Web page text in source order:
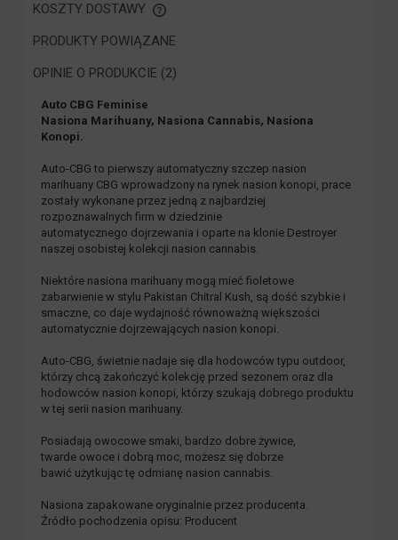
KOSZTY DOSTAWY
CENA NIE ZAWIERA EWENTUALNYCH KOSZTÓW PŁATNOŚCI
PRODUKTY POWIĄZANE
OPINIE O PRODUKCIE (2)
Auto CBG Feminise
Nasiona Marihuany, Nasiona Cannabis, Nasiona
Konopi.
Auto-CBG to pierwszy automatyczny szczep nasion
marihuany CBG wprowadzony na rynek nasion konopi, prace
zostały wykonane przez jedną z najbardziej
rozpoznawalnych firm w dziedzinie
automatycznego dojrzewania i oparte na klonie Destroyer
naszej osobistej kolekcji nasion cannabis.
Niektóre nasiona marihuany mogą mieć fioletowe
zabarwienie w stylu Pakistan Chitral Kush, są dość szybkie i
smaczne, co daje wydajność równoważną większości
automatycznie dojrzewających nasion konopi.
Auto-CBG, świetnie nadaje się dla hodowców typu outdoor,
którzy chcą zakończyć kolekcję przed sezonem oraz dla
hodowców nasion konopi, którzy szukają dobrego produktu
w tej serii nasion marihuany.
Posiadają owocowe smaki, bardzo dobre żywice,
twarde owoce i dobrą moc, możesz się dobrze
bawić użytkując tę odmianę nasion cannabis.
Nasiona zapakowane oryginalnie przez producenta.
Źródło pochodzenia opisu: Producent